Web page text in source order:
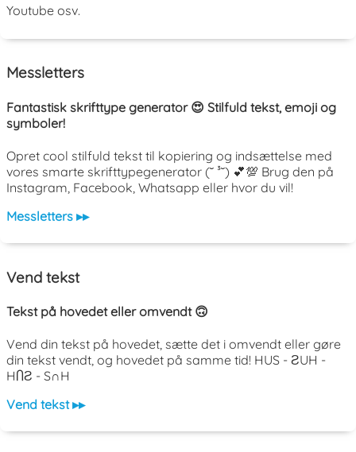
Youtube osv.
Messletters
Fantastisk skrifttype generator 😍 Stilfuld tekst, emoji og
symboler!
Opret cool stilfuld tekst til kopiering og indsættelse med
vores smarte skrifttypegenerator (˘ ³˘) 💕💯 Brug den på
Instagram, Facebook, Whatsapp eller hvor du vil!
Messletters ▸▸
Vend tekst
Tekst på hovedet eller omvendt 🙃
Vend din tekst på hovedet, sætte det i omvendt eller gøre
din tekst vendt, og hovedet på samme tid! HUS - ƧUH -
HႶƧ - S∩H
Vend tekst ▸▸